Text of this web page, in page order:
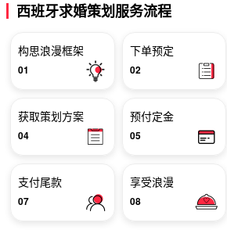
西班牙求婚策划服务流程
构思浪漫框架
01
下单预定
02
获取策划方案
04
预付定金
05
支付尾款
07
享受浪漫
08